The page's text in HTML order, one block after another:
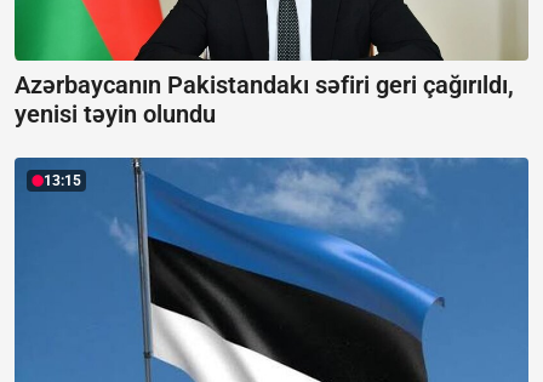
Azərbaycanın Pakistandakı səfiri geri çağırıldı,
yenisi təyin olundu
13:15